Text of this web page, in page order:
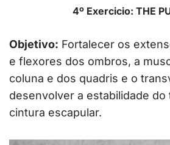
4º Exercicio: THE
Objetivo: Fortalecer os
e flexores dos ombros, a
coluna e dos quadris e o
desenvolver a estabilidade do
cintura escapular.